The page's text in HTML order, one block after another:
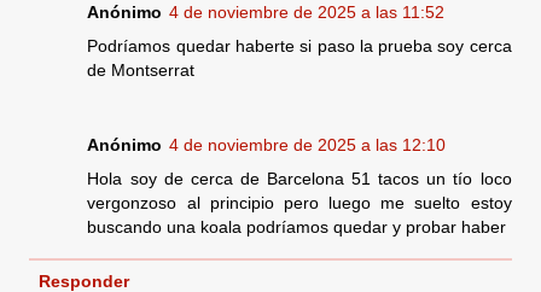
Anónimo 4 de noviembre de 2025 a las 11:52
Podríamos quedar haberte si paso la prueba soy cerca
de Montserrat
Anónimo 4 de noviembre de 2025 a las 12:10
Hola soy de cerca de Barcelona 51 tacos un tío loco
vergonzoso al principio pero luego me suelto estoy
buscando una koala podríamos quedar y probar haber
Responder